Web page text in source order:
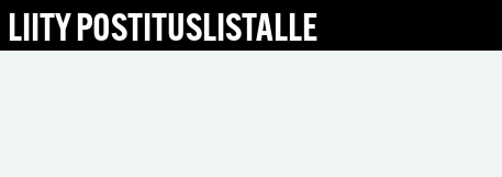
LIITY POSTITUSLISTALLE